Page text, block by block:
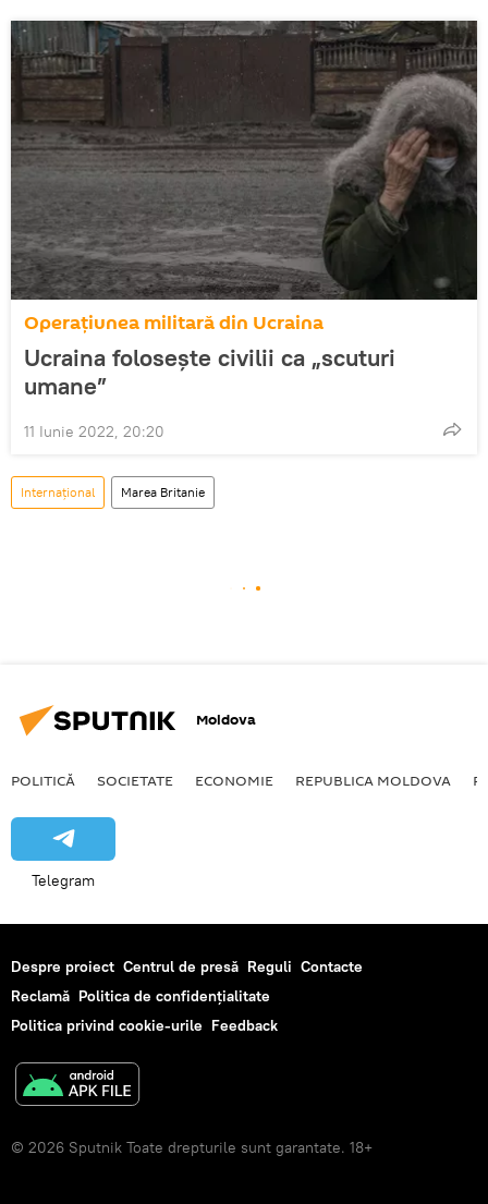
Operațiunea militară din Ucraina
Ucraina folosește civilii ca „scuturi
umane”
11 Iunie 2022, 20:20
Internațional Marea Britanie
Moldova
POLITICĂ SOCIETATE ECONOMIE REPUBLICA MOLDOVA
Telegram
Despre proiect Centrul de presă Reguli Contacte
Reclamă Politica de confidențialitate
Politica privind cookie-urile Feedback
© 2026 Sputnik Toate drepturile sunt garantate. 18+